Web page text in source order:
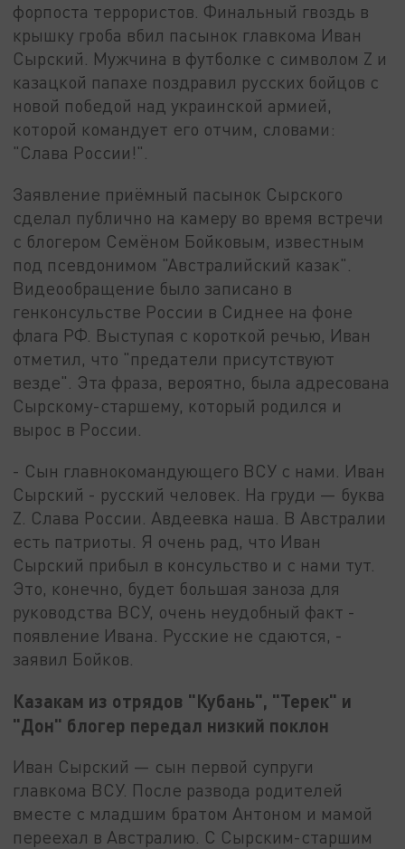
форпоста террористов. Финальный гвоздь в
крышку гроба вбил пасынок главкома Иван
Сырский. Мужчина в футболке с символом Z и
казацкой папахе поздравил русских бойцов с
новой победой над украинской армией,
которой командует его отчим, словами:
"Слава России!".
Заявление приёмный пасынок Сырского
сделал публично на камеру во время встречи
с блогером Семёном Бойковым, известным
под псевдонимом "Австралийский казак".
Видеообращение было записано в
генконсульстве России в Сиднее на фоне
флага РФ. Выступая с короткой речью, Иван
отметил, что "предатели присутствуют
везде". Эта фраза, вероятно, была адресована
Сырскому-старшему, который родился и
вырос в России.
- Сын главнокомандующего ВСУ с нами. Иван
Сырский - русский человек. На груди — буква
Z. Слава России. Авдеевка наша. В Австралии
есть патриоты. Я очень рад, что Иван
Сырский прибыл в консульство и с нами тут.
Это, конечно, будет большая заноза для
руководства ВСУ, очень неудобный факт -
появление Ивана. Русские не сдаются, -
заявил Бойков.
Казакам из отрядов "Кубань", "Терек" и
"Дон" блогер передал низкий поклон
Иван Сырский — сын первой супруги
главкома ВСУ. После развода родителей
вместе с младшим братом Антоном и мамой
переехал в Австралию. С Сырским-старшим